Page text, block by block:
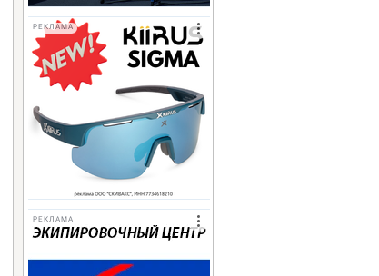
РЕКЛАМА
РЕКЛАМА